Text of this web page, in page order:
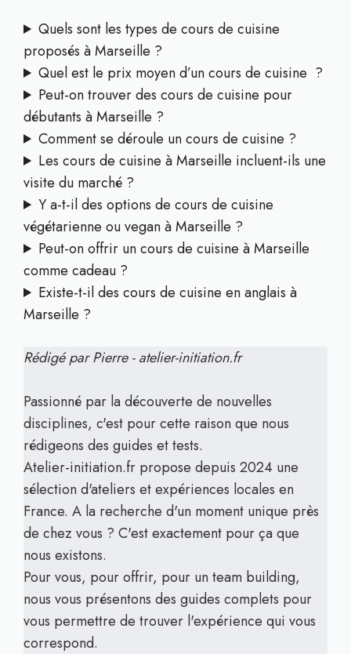
Quels sont les types de cours de cuisine
proposés à Marseille ?
Quel est le prix moyen d’un cours de cuisine ?
Peut-on trouver des cours de cuisine pour
débutants à Marseille ?
Comment se déroule un cours de cuisine ?
Les cours de cuisine à Marseille incluent-ils une
visite du marché ?
Y a-t-il des options de cours de cuisine
végétarienne ou vegan à Marseille ?
Peut-on offrir un cours de cuisine à Marseille
comme cadeau ?
Existe-t-il des cours de cuisine en anglais à
Marseille ?
Rédigé par Pierre - atelier-initiation.fr
Passionné par la découverte de nouvelles
disciplines, c'est pour cette raison que nous
rédigeons des guides et tests.
Atelier-initiation.fr propose depuis 2024 une
sélection d'ateliers et expériences locales en
France. A la recherche d'un moment unique près
de chez vous ? C'est exactement pour ça que
nous existons.
Pour vous, pour offrir, pour un team building,
nous vous présentons des guides complets pour
vous permettre de trouver l'expérience qui vous
correspond.